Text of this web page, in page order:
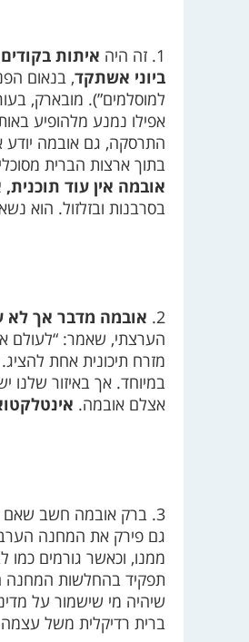
1. זה היה
איתות
ביוני אשתקד, בנאום
למוסלמים”). מובארק,
אפילו נמנע מלהופיע
התרסקה, גם אובמה יודע
בתוך ארצות הברית
אובמה אין עוד תוכנית,
בסרבנות ובזלזול. הוא
2. אובמה מדבר אך לא
הערצתי, שאמר: “לעולם אל
מזרח תיכונית אחת
במיוחד. אך באיזור שלנו
אצלם אובמה.
3. ברק אובמה חשב
גם פירק את המחנה
ממנו, וכאשר גורמים כמו
תפקיד בהחלשות המחנה
שיהיה מי שישמור על
ברית רדיקלית משל עצמה